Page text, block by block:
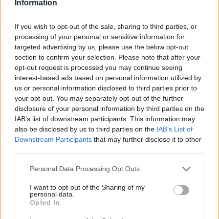
Information
If you wish to opt-out of the sale, sharing to third parties, or
processing of your personal or sensitive information for
targeted advertising by us, please use the below opt-out
section to confirm your selection. Please note that after your
opt-out request is processed you may continue seeing
interest-based ads based on personal information utilized by
us or personal information disclosed to third parties prior to
your opt-out. You may separately opt-out of the further
disclosure of your personal information by third parties on the
IAB’s list of downstream participants. This information may
also be disclosed by us to third parties on the IAB’s List of
Downstream Participants that may further disclose it to other
Personal Data Processing Opt Outs
I want to opt-out of the Sharing of my
personal data.
Opted In
týdny. Novinářům to řekl ředitel zooparku Vít Lukáš, podle kterého
Zoo Ostrava odchovává čtyři mláďata vzácných oslů
onagerů
26.7.2026 01:16 | OSTRAVA ( ČTK)
Zoo Ostrava odchovává čtyři
mláďata vzácných oslů
onagerů. Jde o nejohroženější
poddruh divokého asijského
osla. V zahradě žije
dvanáctičlenné stádo, které je tak nejpočetnější v Evropě.
Novinářům to sdělila mluvčí zahrady Šárka Nováková. V přírodě se
vyskytuje jen okolo 1200 jedinců tohoto kriticky ohroženého
zvířete.
Polička na Svitavsku staví v Liboháji pietní místo na
26.7.2026 00:36 | POLIČKA ( ČTK
Diskuse: 17